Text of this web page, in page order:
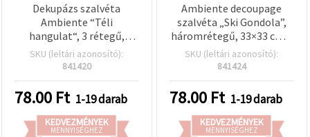
Dekupázs szalvéta
Ambiente “Téli
hangulat“, 3 rétegű,
33x33 cm - 1 db
SKU (leltári azonosító):
841420
78.00 Ft 1-19 darab
KEDVEZMÉNYEK
MENNYISÉGHEZ
Ambiente decoupage
szalvéta „Ski Gondola”,
háromrétegű, 33×33 cm –
1 db
SKU (leltári azonosító):
841424
78.00 Ft 1-19 darab
KEDVEZMÉNYEK
MENNYISÉGHEZ